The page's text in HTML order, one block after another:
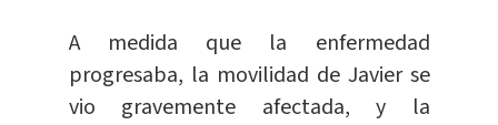
A medida que la enfermedad
progresaba, la movilidad de Javier se
vio gravemente afectada, y la